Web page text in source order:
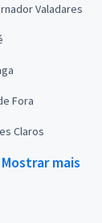
Valadares
Fora
Claros
Mostrar mais